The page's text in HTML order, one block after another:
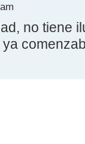
no tiene